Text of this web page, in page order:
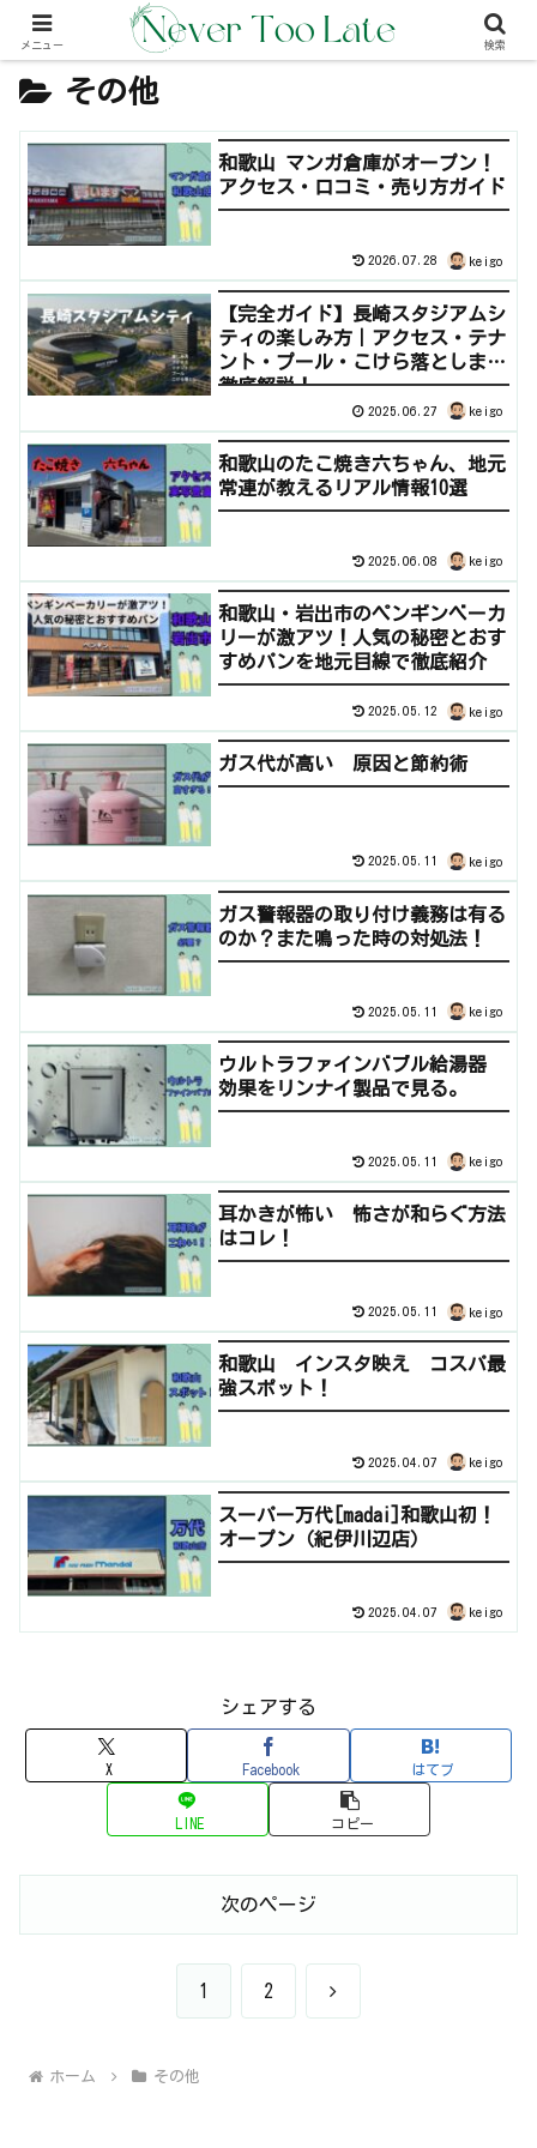
その他
和歌山 マンガ倉庫がオープン！
アクセス・口コミ・売り方ガイド
2026.07.28 keigo
【完全ガイド】長崎スタジアムシ
ティの楽しみ方｜アクセス・テナ
ント・プール・こけら落としまで
徹底解説！
2025.06.27 keigo
和歌山のたこ焼き六ちゃん、地元
常連が教えるリアル情報10選
2025.06.08 keigo
和歌山・岩出市のペンギンベーカ
リーが激アツ！人気の秘密とおす
すめパンを地元目線で徹底紹介
2025.05.12 keigo
ガス代が高い 原因と節約術
2025.05.11 keigo
ガス警報器の取り付け義務は有る
のか？また鳴った時の対処法！
2025.05.11 keigo
ウルトラファインバブル給湯器
効果をリンナイ製品で見る。
2025.05.11 keigo
耳かきが怖い 怖さが和らぐ方法
はコレ！
2025.05.11 keigo
和歌山 インスタ映え コスパ最
強スポット！
2025.04.07 keigo
スーパー万代[madai]和歌山初！
オープン（紀伊川辺店）
2025.04.07 keigo
シェアする
X Facebook はてブ
LINE コピー
次のページ
1 2 次
ホーム その他
メニュー 検索